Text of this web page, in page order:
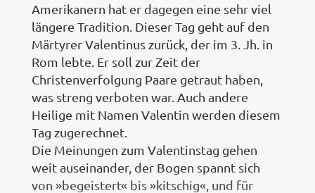
Amerikanern hat er dagegen eine sehr viel
längere Tradition. Dieser Tag geht auf den
Märtyrer Valentinus zurück, der im 3. Jh. in
Rom lebte. Er soll zur Zeit der
Christenverfolgung Paare getraut haben,
was streng verboten war. Auch andere
Heilige mit Namen Valentin werden diesem
Tag zugerechnet.
Die Meinungen zum Valentinstag gehen
weit auseinander, der Bogen spannt sich
von »begeistert« bis »kitschig«, und für